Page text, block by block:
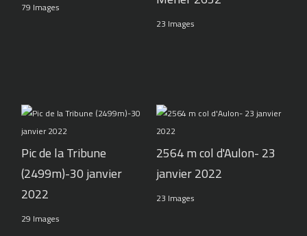
79 Images
23 Images
Pic de la Tribune
(2499m)-30 janvier
2022
29 Images
2564 m col d'Aulon- 23
janvier 2022
23 Images